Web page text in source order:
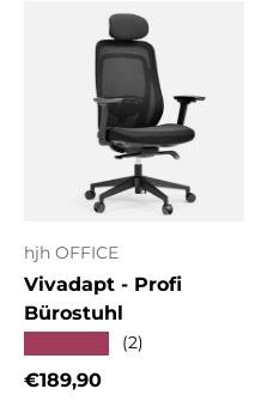
hjh OFFICE
Vivadapt - Profi
Bürostuhl
(2)
Normaler Preis
€189,90